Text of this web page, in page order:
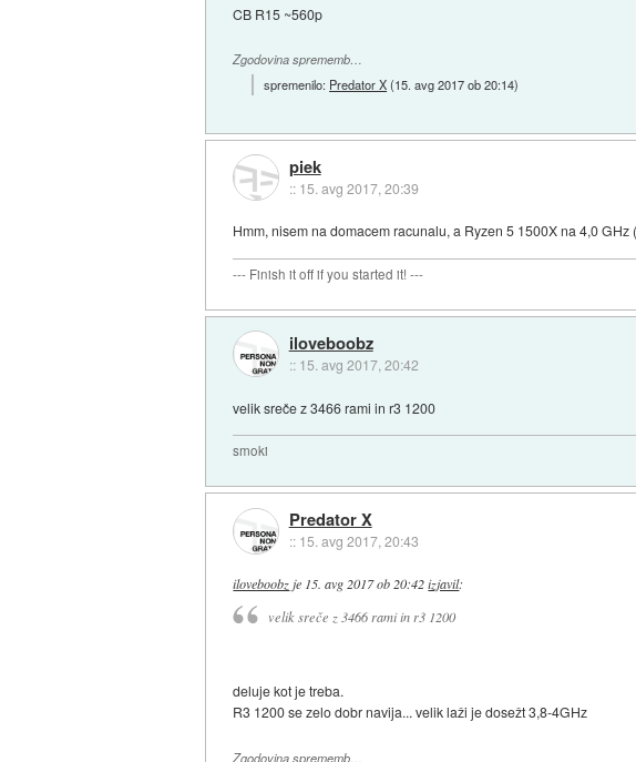
CB R15 ~560p
Zgodovina sprememb…
spremenilo: Predator X(15. avg 2017 ob 20:14)
piek
:: 15. avg 2017, 20:39
Hmm, nisem na domacem racunalu, a Ryzen 5 1500X na 4,0
--- Finish it off if you started it! ---
iloveboobz
:: 15. avg 2017, 20:42
velik sreče z 3466 rami in r3 1200
smoki
Predator X
:: 15. avg 2017, 20:43
iloveboobz je 15. avg 2017 ob 20:42 izjavil:
velik sreče z 3466 rami in r3 1200
deluje kot je treba.
R3 1200 se zelo dobr navija... velik laži je dosežt 3,8-4GHz
Zgodovina sprememb…